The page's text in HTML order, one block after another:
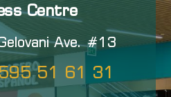
Centre
Ave. #13
51 61 31